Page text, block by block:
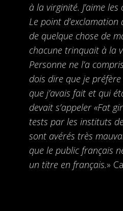
à la virginité. J’aime
Le point
de quelque chose de
chacune trinquait à la
Personne ne l’a
dois dire que je
que j’avais fait et qui
devait s’appeler «Fat
tests par les instituts
sont avérés très
que le public français
un titre en français.»